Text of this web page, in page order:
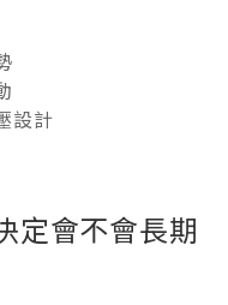
設計
定會不會長期